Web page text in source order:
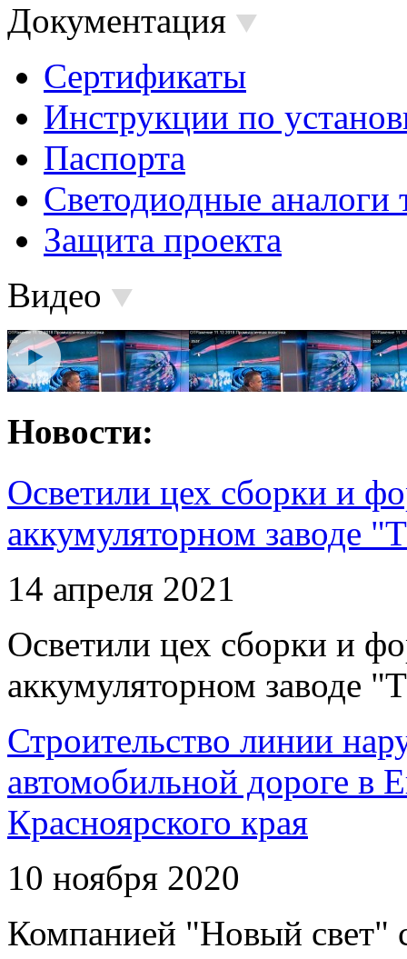
Документация
Сертификаты
Инструкции по
Паспорта
Светодиодные аналоги
Защита проекта
Видео
Новости:
Осветили цех сборки и
аккумуляторном заводе
14 апреля 2021
Осветили цех сборки и
аккумуляторном заводе
Строительство линии
автомобильной дороге в
Красноярского края
10 ноября 2020
Компанией "Новый свет"